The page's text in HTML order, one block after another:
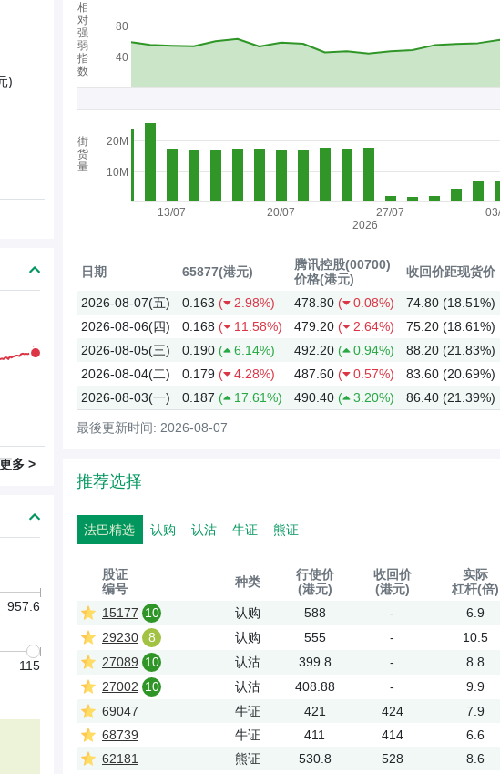
)
多 >
957.6
115
13/07 20/07 27/07
40
80
10M
20M
2026
相
对
强
弱
指
数
街
货
量
日期 65877(港元)
腾讯控股(00700)
价格(港元)
收回价距现货价
2026-08-07(五) 0.163 ( 2.98%) 478.80 ( 0.08%) 74.80 (18.51%)
2026-08-06(四)
0.168 ( 11.58%) 479.20 ( 2.64%) 75.20 (18.61%)
2026-08-05(三)
0.190 ( 6.14%) 492.20 ( 0.94%) 88.20 (21.83%)
2026-08-04(二)
0.179 ( 4.28%) 487.60 ( 0.57%) 83.60 (20.69%)
2026-08-03(一)
0.187 ( 17.61%) 490.40 ( 3.20%) 86.40 (21.39%)
最後更新时间: 2026-08-07
推荐选择
法巴精选 认购 认沽 牛证 熊证
股证
编号
种类
行使价
(港元)
收回价
(港元)
实际
杠杆(倍)
15177 10 认购 588 - 6.9
29230
8 认购 555 - 10.5
27089 10 认沽 399.8 - 8.8
27002 10 认沽 408.88 - 9.9
69047
牛证 421 424 7.9
68739
牛证 411 414 6.6
62181
熊证 530.8 528 8.6